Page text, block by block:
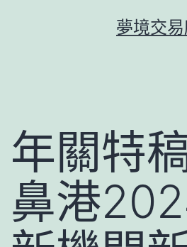
夢境交
年關特
鼻港